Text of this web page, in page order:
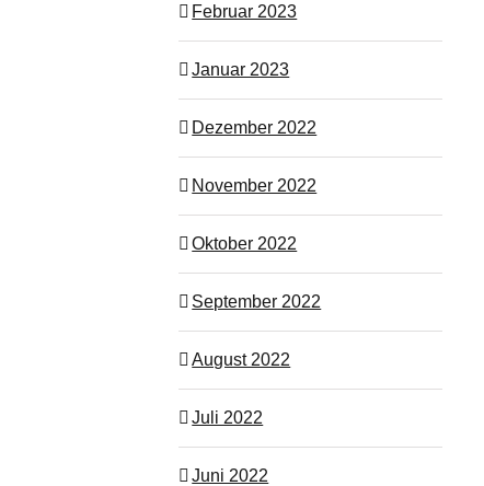
Februar 2023
Januar 2023
Dezember 2022
November 2022
Oktober 2022
September 2022
August 2022
Juli 2022
Juni 2022